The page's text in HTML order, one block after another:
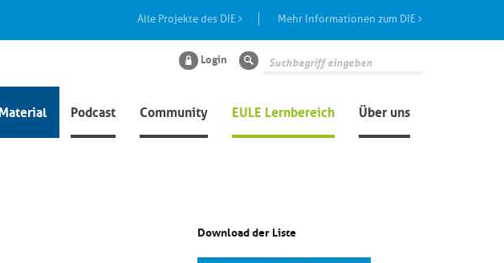
Alle Projekte des DIE Mehr Informationen zum DIE
Material Podcast Community EULE Lernbereich Über uns
Login Suche
Download der Liste